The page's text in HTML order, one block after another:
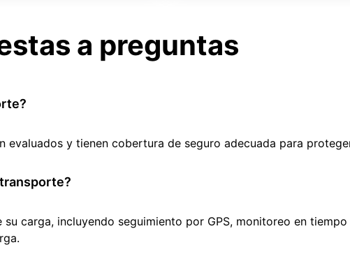
a preguntas
y tienen cobertura de seguro adecuada para
carga, incluyendo seguimiento por GPS, monitoreo en